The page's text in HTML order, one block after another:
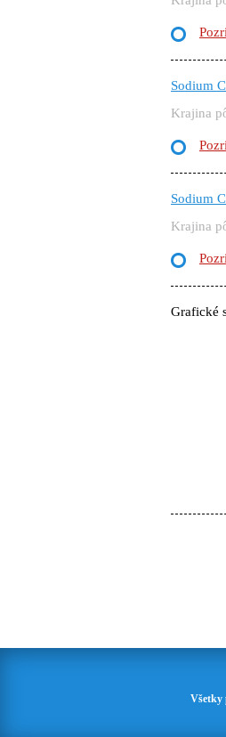
Sodium
Krajina
Sodium
Krajina
Grafické
Všetky